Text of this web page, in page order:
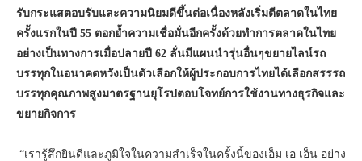
รับกระแสตอบรับและความนิยมดีขึ้นต่อเนื่องหลังเริ่มตีตลาดในไทย
ครั้งแรกในปี 55 ตอกย้ำความเชื่อมั่นอีกครั้งด้วยทำการตลาดในไทย
อย่างเป็นทางการเมื่อปลายปี 62 ลั่นมีแผนนำรุ่นอื่นๆขยายไลน์รถ
บรรทุกในอนาคตหวังเป็นตัวเลือกให้ผู้ประกอบการไทยได้เลือกสรรรถ
บรรทุกคุณภาพสูงมาตรฐานยุโรปตอบโจทย์การใช้งานทางธุรกิจและ
ขยายกิจการ
“เรารู้สึกยินดีและภูมิใจในความสำเร็จในครั้งนี้ของเอ็ม เอ เอ็น อย่าง